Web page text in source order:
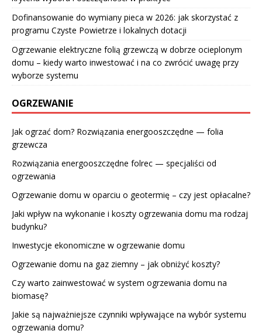
Dofinansowanie do wymiany pieca w 2026: jak skorzystać z
programu Czyste Powietrze i lokalnych dotacji
Ogrzewanie elektryczne folią grzewczą w dobrze ocieplonym
domu – kiedy warto inwestować i na co zwrócić uwagę przy
wyborze systemu
OGRZEWANIE
Jak ogrzać dom? Rozwiązania energooszczędne — folia
grzewcza
Rozwiązania energooszczędne folrec — specjaliści od
ogrzewania
Ogrzewanie domu w oparciu o geotermię – czy jest opłacalne?
Jaki wpływ na wykonanie i koszty ogrzewania domu ma rodzaj
budynku?
Inwestycje ekonomiczne w ogrzewanie domu
Ogrzewanie domu na gaz ziemny – jak obniżyć koszty?
Czy warto zainwestować w system ogrzewania domu na
biomasę?
Jakie są najważniejsze czynniki wpływające na wybór systemu
ogrzewania domu?